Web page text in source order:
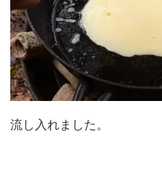
流し入れました。